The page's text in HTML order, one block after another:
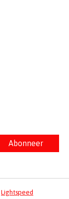
Abonneer
Lightspeed